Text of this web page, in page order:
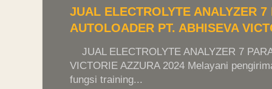
JUAL ELECTROLYTE ANALYZER
AUTOLOADER PT. ABHISEVA
JUAL ELECTROLYTE ANALYZER 7
VICTORIE AZZURA 2024 Melayani
fungsi training...